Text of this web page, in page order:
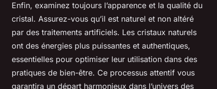
Enfin, examinez toujours l’apparence et la qualité du
cristal. Assurez-vous qu’il est naturel et non altéré
par des traitements artificiels. Les cristaux naturels
ont des énergies plus puissantes et authentiques,
essentielles pour optimiser leur utilisation dans des
pratiques de bien-être. Ce processus attentif vous
garantira un départ harmonieux dans l’univers des